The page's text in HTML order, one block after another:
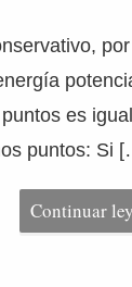
es
puntos: Si
Continuar